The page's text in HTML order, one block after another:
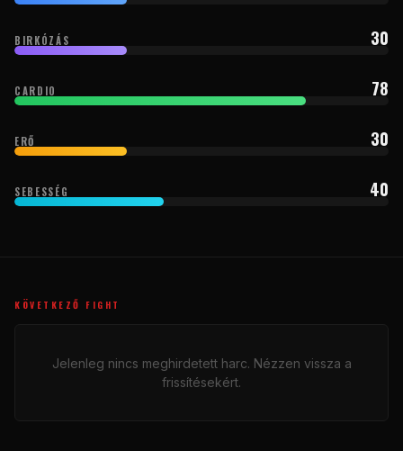
BIRKÓZÁS 30
CARDIO 78
ERŐ 30
SEBESSÉG 40
KÖVETKEZŐ FIGHT
Jelenleg nincs meghirdetett harc. Nézzen vissza a
frissítésekért.